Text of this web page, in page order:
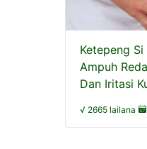
Ketepeng Si
Ampuh
Dan Iritasi
√ 2665 lailana